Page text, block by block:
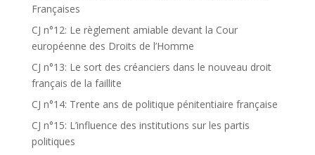
Françaises
CJ n°12: Le règlement amiable devant la Cour
européenne des Droits de l’Homme
CJ n°13: Le sort des créanciers dans le nouveau droit
français de la faillite
CJ n°14: Trente ans de politique pénitentiaire française
CJ n°15: L’influence des institutions sur les partis
politiques